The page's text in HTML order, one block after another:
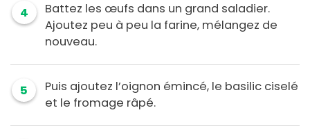
4
Battez les œufs dans un grand saladier.
Ajoutez peu à peu la farine, mélangez de
nouveau.
5
Puis ajoutez l’oignon émincé, le basilic ciselé
et le fromage râpé.